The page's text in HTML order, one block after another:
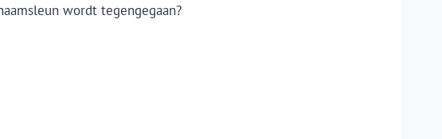
wordt tegengegaan?